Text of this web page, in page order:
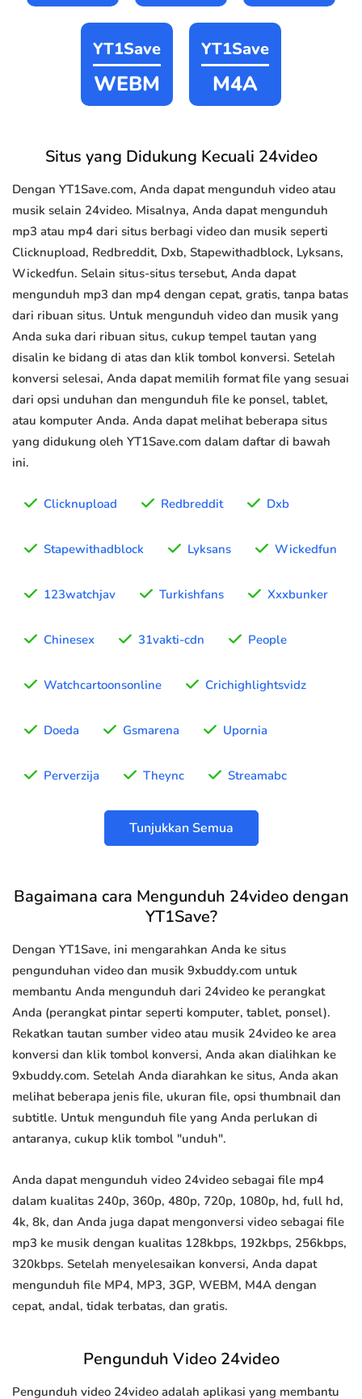
YT1Save
WEBM
YT1Save
M4A
Situs yang Didukung Kecuali 24video
Dengan YT1Save.com, Anda dapat mengunduh video atau
musik selain 24video. Misalnya, Anda dapat mengunduh
mp3 atau mp4 dari situs berbagi video dan musik seperti
Clicknupload, Redbreddit, Dxb, Stapewithadblock, Lyksans,
Wickedfun. Selain situs-situs tersebut, Anda dapat
mengunduh mp3 dan mp4 dengan cepat, gratis, tanpa batas
dari ribuan situs. Untuk mengunduh video dan musik yang
Anda suka dari ribuan situs, cukup tempel tautan yang
disalin ke bidang di atas dan klik tombol konversi. Setelah
konversi selesai, Anda dapat memilih format file yang sesuai
dari opsi unduhan dan mengunduh file ke ponsel, tablet,
atau komputer Anda. Anda dapat melihat beberapa situs
yang didukung oleh YT1Save.com dalam daftar di bawah
ini.
Clicknupload Redbreddit Dxb
Stapewithadblock Lyksans Wickedfun
123watchjav Turkishfans Xxxbunker
Chinesex 31vakti-cdn People
Watchcartoonsonline Crichighlightsvidz
Doeda Gsmarena Upornia
Perverzija Theync Streamabc
Tunjukkan Semua
Bagaimana cara Mengunduh 24video dengan
YT1Save?
Dengan YT1Save, ini mengarahkan Anda ke situs
pengunduhan video dan musik 9xbuddy.com untuk
membantu Anda mengunduh dari 24video ke perangkat
Anda (perangkat pintar seperti komputer, tablet, ponsel).
Rekatkan tautan sumber video atau musik 24video ke area
konversi dan klik tombol konversi, Anda akan dialihkan ke
9xbuddy.com. Setelah Anda diarahkan ke situs, Anda akan
melihat beberapa jenis file, ukuran file, opsi thumbnail dan
subtitle. Untuk mengunduh file yang Anda perlukan di
antaranya, cukup klik tombol "unduh".
Anda dapat mengunduh video 24video sebagai file mp4
dalam kualitas 240p, 360p, 480p, 720p, 1080p, hd, full hd,
4k, 8k, dan Anda juga dapat mengonversi video sebagai file
mp3 ke musik dengan kualitas 128kbps, 192kbps, 256kbps,
320kbps. Setelah menyelesaikan konversi, Anda dapat
mengunduh file MP4, MP3, 3GP, WEBM, M4A dengan
cepat, andal, tidak terbatas, dan gratis.
Pengunduh Video 24video
Pengunduh video 24video adalah aplikasi yang membantu